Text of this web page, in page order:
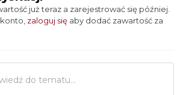
już teraz a zarejestrować się później.
konto, zaloguj się aby dodać zawartość za
do tematu...